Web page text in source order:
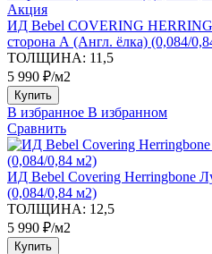
Акция
ИД Bebel COVERING
сторона А (Англ. ёлка) (0,084/
ТОЛЩИНА: 11,5
5 990 ₽/м2
Купить
В избранное В избранном
Сравнить
ИД Bebel Covering Herringbone
(0,084/0,84 м2)
ТОЛЩИНА: 12,5
5 990 ₽/м2
Купить